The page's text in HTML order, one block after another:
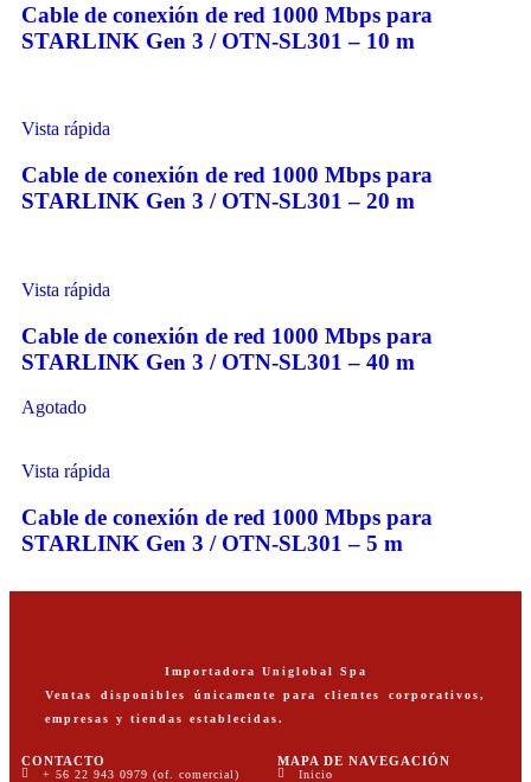
Cable de conexión de red 1000 Mbps para
STARLINK Gen 3 / OTN-SL301 – 10 m
Vista rápida
Cable de conexión de red 1000 Mbps para
STARLINK Gen 3 / OTN-SL301 – 20 m
Vista rápida
Cable de conexión de red 1000 Mbps para
STARLINK Gen 3 / OTN-SL301 – 40 m
Agotado
Vista rápida
Cable de conexión de red 1000 Mbps para
STARLINK Gen 3 / OTN-SL301 – 5 m
Importadora Uniglobal Spa
Ventas disponibles únicamente para clientes corporativos,
empresas y tiendas establecidas.
CONTACTO
+ 56 22 943 0979 (of. comercial)
MAPA DE NAVEGACIÓN
Inicio